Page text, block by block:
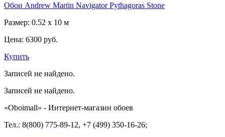
Обои Andrew Martin Navigator Pythagoras Stone
Размер: 0.52 x 10 м
Цена: 6300 руб.
Купить
Записей не найдено.
Записей не найдено.
«Oboimall» - Интернет-магазин обоев
Тел.: 8(800) 775-89-12, +7 (499) 350-16-26;